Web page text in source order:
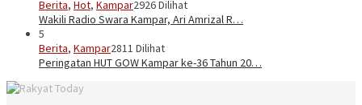
Berita, Hot, Kampar2926 Dilihat
Wakili Radio Swara Kampar, Ari Amrizal R…
5
Berita, Kampar2811 Dilihat
Peringatan HUT GOW Kampar ke-36 Tahun 20…